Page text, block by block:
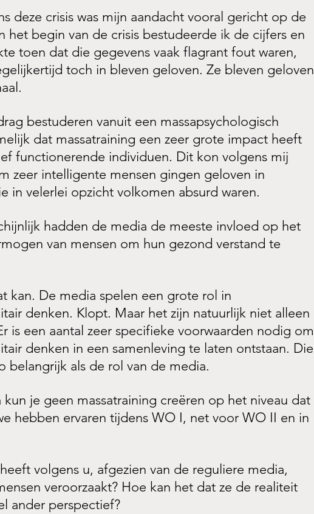
deze crisis was mijn aandacht vooral gericht op de
het begin van de crisis bestudeerde ik de cijfers en
toen dat die gegevens vaak flagrant fout waren,
toch in bleven geloven. Ze bleven geloven
bestuderen vanuit een massapsychologisch
dat massatraining een zeer grote impact heeft
functionerende individuen. Dit kon volgens mij
zeer intelligente mensen gingen geloven in
in velerlei opzicht volkomen absurd waren.
hadden de media de meeste invloed op het
van mensen om hun gezond verstand te
kan. De media spelen een grote rol in
denken. Klopt. Maar het zijn natuurlijk niet alleen
is een aantal zeer specifieke voorwaarden nodig om
denken in een samenleving te laten ontstaan. Die
belangrijk als de rol van de media.
je geen massatraining creëren op het niveau dat
hebben ervaren tijdens WO I, net voor WO II en in
volgens u, afgezien van de reguliere media,
veroorzaakt? Hoe kan het dat ze de realiteit
ander perspectief?